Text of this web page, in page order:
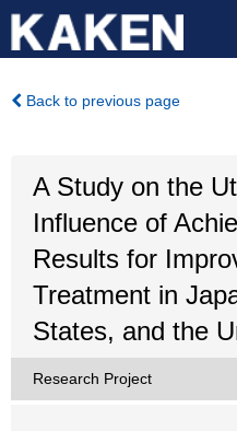
Back to previous page
A Study on the
Influence of
Results for
Treatment in
States, and the
Research Project